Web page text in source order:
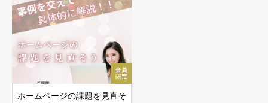
ホームページの課題を見直そ